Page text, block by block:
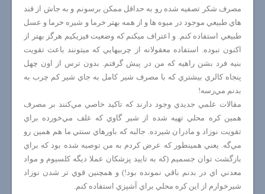
مصرف شكر تصفيه شده رو به حداقل ممكن برسونم و به جاش از قند
هاي طبيعي موجود در ميوه ها و از همه بهتر خرما و شيره خرما و عسل
طبيعي استفاده كنم. و اعتراف ميكنم كه وضعيت فيزيكيم هرگز بهتر از
اكنون نبوده. استفاده معقولانه از چربيهايي كه ميتونند باعث تقويت
بنيه فرد بشن راهيه كه من در پيش گرفتم. بدون ترس از اون چهل
پنجاه كالري بيشتري كه با مصرف شير كامل به جاي شير كم چرب به
بدنم مي‌رسه!
مقالات علمي جديدي وجود دارند كه تاكيد خاصي مي‌كنند بر مصرف
همين كره محلي تهيه شده از شير گاوي كه علف مي‌خورده براي
تقويت نوزاد و مادران شيرده. جالبه كه باورهاي سنتي ما هم همين رو
مي‌گه. يعني همينطور كه عرض كردم به من توصيه شده بود كه براي
بازگشت توان جسميم (كه به تاييد پزشكان عملا ديگه كلسيوم و مواد
معدني اي در بدنم باقي نمونده بود!) و همچنين قوي تر شدن نوزاد
شيرخوارم از اين كره محلي براي آشپزي استفاده كنم.